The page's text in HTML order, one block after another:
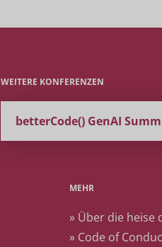
WEITERE KONFERENZEN
betterCode() GenAI
MEHR
» Über die heise
» Code of